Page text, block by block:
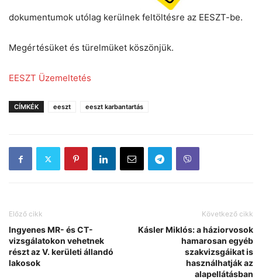
dokumentumok utólag kerülnek feltöltésre az EESZT-be.
Megértésüket és türelmüket köszönjük.
EESZT Üzemeltetés
CÍMKÉK eeszt eeszt karbantartás
Előző cikk
Ingyenes MR- és CT-
vizsgálatokon vehetnek
részt az V. kerületi állandó
lakosok
Következő cikk
Kásler Miklós: a háziorvosok
hamarosan egyéb
szakvizsgáikat is
használhatják az
alapellátásban